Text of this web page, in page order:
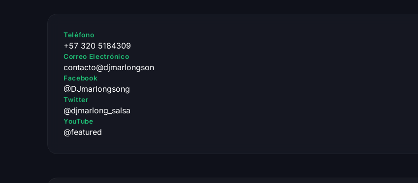
Teléfono
+57 320 5184309
Correo Electrónico
contacto@djmarlongson
Facebook
@DJmarlongsong
Twitter
@djmarlong_salsa
YouTube
@featured